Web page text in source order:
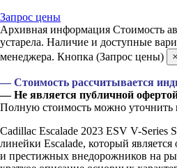
Запрос цены
Архивная информация Стоимость
устарела. Наличие и доступные
менеджера. Кнопка (Запрос цены)
×
— Стоимость рассчитывается
— Не является публичной
Полную стоимость можно уточнить
Cadillac Escalade 2023 ESV V-
линейки Escalade, который
и престижных внедорожников на